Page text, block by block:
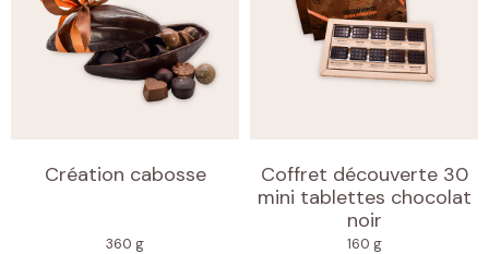
Création cabosse
360 g
Coffret découverte 30
mini tablettes chocolat
noir
160 g